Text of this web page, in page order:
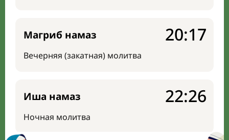
Магриб намаз
Вечерняя (закатная) молитва
20:17
Иша намаз
Ночная молитва
22:26